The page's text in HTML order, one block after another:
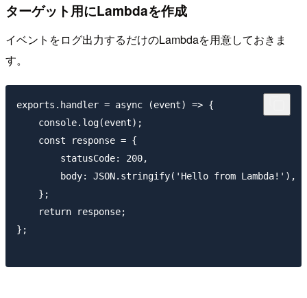
ターゲット用にLambdaを作成
イベントをログ出力するだけのLambdaを用意しておきま
す。
exports.handler = async (event) => {
    console.log(event);
    const response = {
        statusCode: 200,
        body: JSON.stringify('Hello from Lambda!'),
    };
    return response;
};